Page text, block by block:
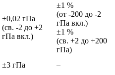
±0,02 гПа
(св. -2 до +2
гПа вкл.)
±1 %
(от -200 до -2
гПа вкл.)
±1 %
(св. +2 до +200
гПа)
±3 гПа
–